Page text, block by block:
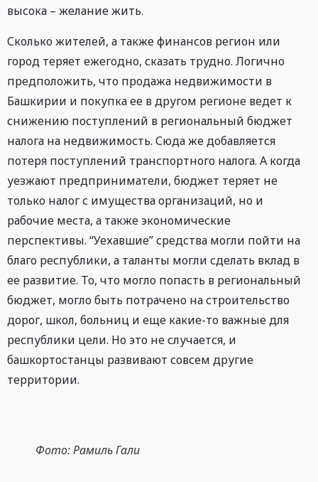
высока – желание жить.
Сколько жителей, а также финансов регион или
город теряет ежегодно, сказать трудно. Логично
предположить, что продажа недвижимости в
Башкирии и покупка ее в другом регионе ведет к
снижению поступлений в региональный бюджет
налога на недвижимость. Сюда же добавляется
потеря поступлений транспортного налога. А когда
уезжают предприниматели, бюджет теряет не
только налог с имущества организаций, но и
рабочие места, а также экономические
перспективы. “Уехавшие” средства могли пойти на
благо республики, а таланты могли сделать вклад в
ее развитие. То, что могло попасть в региональный
бюджет, могло быть потрачено на строительство
дорог, школ, больниц и еще какие-то важные для
республики цели. Но это не случается, и
башкортостанцы развивают совсем другие
территории.
Фото: Рамиль Гали